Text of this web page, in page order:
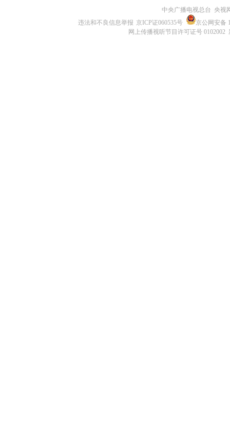
中央广播电视总台 央视
违法和不良信息举报 京ICP证060535号
京公网安备
网上传播视听节目许可证号 0102002